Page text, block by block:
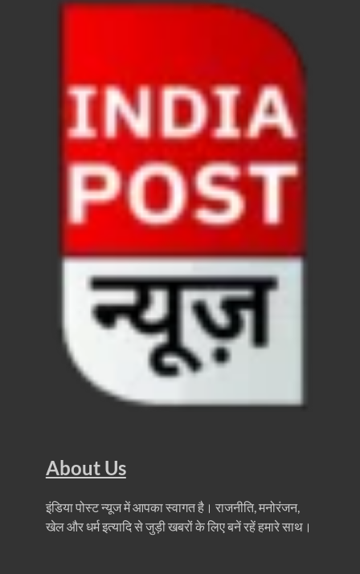
Chronic Kidney Disease: क्रोनिक किडनी डिजीज
Bihar NDA MP: बिहार एनडीए सांसदों ने बीजेपी राष्ट्रीय
VB G Ram G Bill: बिल फाड़ना लोकतंत्र की हत्या –
Former DGP Prashant Kumar: उत्तर प्रदेश शिक्षा
Indian Railway New Policy: ट्रेन में भी एयरपोर्ट जैसा
Soil To Silk Exhibition: सॉइल टू सिल्क’ की अनूठी
GST Sudhar Book: सामाजिक न्याय, आर्थिक समानता और
BJP Working President Nitin Nabin: कौन है नितिन
Ummeed Portal: उम्मीद पोर्टल पर यूपी ने रचा
दिल्ली में चमकेगा मध्यप्रदेश – संस्कृति, कला और परंपरा का
धरती का स्वास्थ्य सही रहेगा तभी बची रहेगी सृष्टिः योगी
4 Years Achievements Of Uttarakhand
Kashi Tamil Sangamm: भारत सरकार भाषाई
Ayushman Yojana: मुख्यमंत्री ने 142 नवनियुक्त
About Us
इंडिया पोस्ट न्यूज में आपका स्वागत है। राजनीति, मनोरंजन,
खेल और धर्म इत्यादि से जुड़ी खबरों के लिए बनें रहें हमारे साथ।